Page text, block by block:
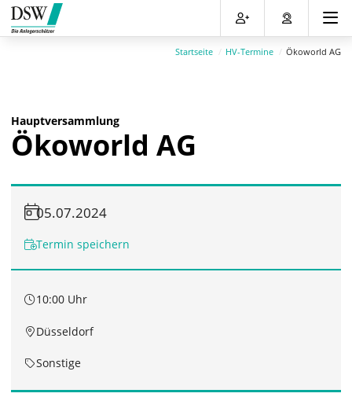
Direkt
zum
Inhalt
Direkt
zum
Hauptmenu
Direkt
zur
Suche
Direkt
zum
Footer
Startseite HV-Termine Ökoworld AG
Hauptversammlung
Ökoworld AG
05.07.2024
Termin speichern
10:00 Uhr
Düsseldorf
Sonstige